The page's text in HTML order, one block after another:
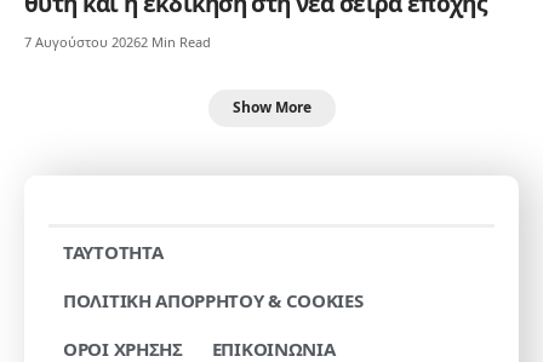
7 Αυγούστου 20262 Min Read
Show More
TAYTOTHTA
ΠΟΛΙΤΙΚΗ ΑΠΟΡΡΗΤΟΥ & COOKIES
ΟΡΟΙ ΧΡΗΣΗΣ
ΕΠΙΚΟΙΝΩΝΙΑ